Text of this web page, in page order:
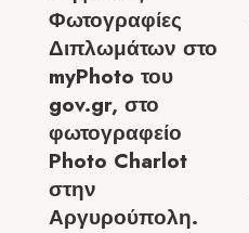
Φωτογραφίες
Διπλωμάτων στο
myPhoto του
gov.gr, στο
φωτογραφείο
Photo Charlot
στην
Αργυρούπολη.